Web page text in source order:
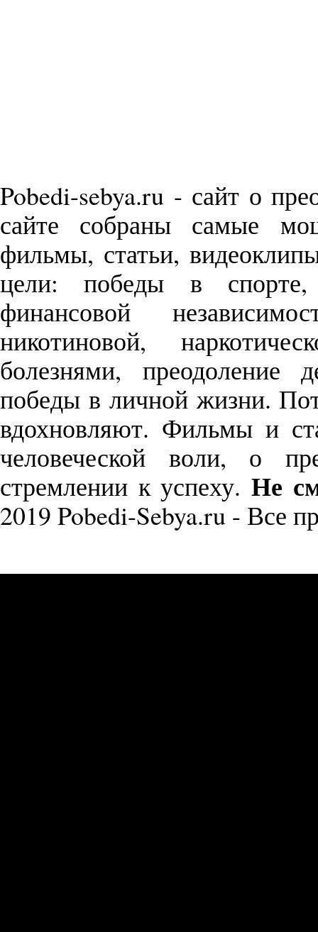
Pobedi-sebya.ru - сайт о
сайте собраны самые
фильмы, статьи,
цели: победы в
финансовой
никотиновой,
болезнями, преодоление
победы в личной жизни.
вдохновляют. Фильмы и
человеческой воли, о
стремлении к успеху.Не
2019 Pobedi-Sebya.ru - Все